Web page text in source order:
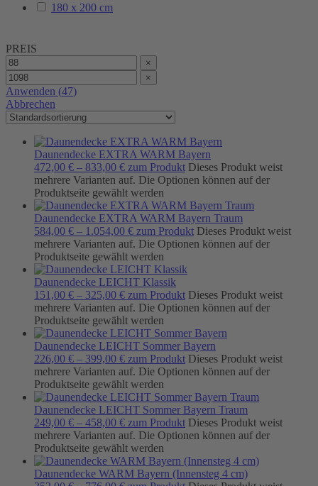
180 x 200 cm
PREIS
×
×
Anwenden (47)
Abbrechen
Daunendecke EXTRA WARM Bayern
472,00 € – 833,00 € zum Produkt Dieses Produkt weist
mehrere Varianten auf. Die Optionen können auf der
Produktseite gewählt werden
Daunendecke EXTRA WARM Bayern Traum
584,00 € – 1.054,00 € zum Produkt Dieses Produkt weist
mehrere Varianten auf. Die Optionen können auf der
Produktseite gewählt werden
Daunendecke LEICHT Klassik
151,00 € – 325,00 € zum Produkt Dieses Produkt weist
mehrere Varianten auf. Die Optionen können auf der
Produktseite gewählt werden
Daunendecke LEICHT Sommer Bayern
226,00 € – 399,00 € zum Produkt Dieses Produkt weist
mehrere Varianten auf. Die Optionen können auf der
Produktseite gewählt werden
Daunendecke LEICHT Sommer Bayern Traum
249,00 € – 458,00 € zum Produkt Dieses Produkt weist
mehrere Varianten auf. Die Optionen können auf der
Produktseite gewählt werden
Daunendecke WARM Bayern (Innensteg 4 cm)